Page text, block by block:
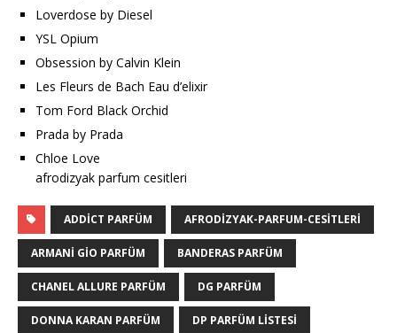
Loverdose by Diesel
YSL Opium
Obsession by Calvin Klein
Les Fleurs de Bach Eau d’elixir
Tom Ford Black Orchid
Prada by Prada
Chloe Love
afrodizyak parfum cesitleri
ADDICT PARFÜM AFRODIZYAK-PARFUM-CESITLERI
ARMANI GIO PARFÜM BANDERAS PARFÜM
CHANEL ALLURE PARFÜM DG PARFÜM
DONNA KARAN PARFÜM DP PARFÜM LISTESI